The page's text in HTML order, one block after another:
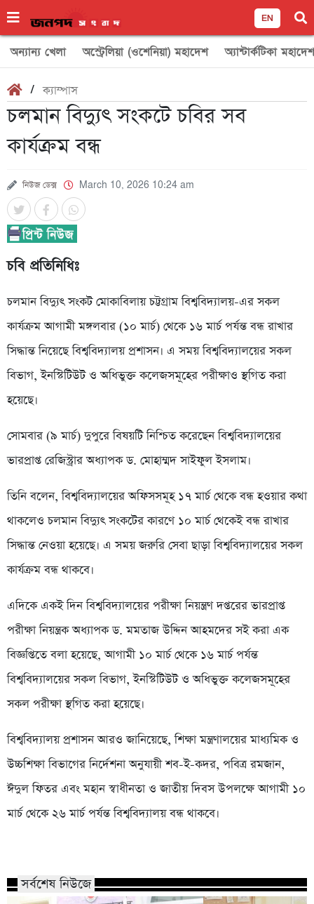
EN
অন্যান্য খেলা অস্ট্রেলিয়া (ওশেনিয়া) মহাদেশ অ্যান্টার্কটিকা মহাদেশ
/ক্যাম্পাস
চলমান বিদ্যুৎ সংকটে চবির সব
কার্যক্রম বন্ধ
নিউজ ডেক্স March 10, 2026 10:24 am
চবি প্রতিনিধিঃ
চলমান বিদ্যুৎ সংকট মোকাবিলায় চট্টগ্রাম বিশ্ববিদ্যালয়-এর সকল
কার্যক্রম আগামী মঙ্গলবার (১০ মার্চ) থেকে ১৬ মার্চ পর্যন্ত বন্ধ রাখার
সিদ্ধান্ত নিয়েছে বিশ্ববিদ্যালয় প্রশাসন। এ সময় বিশ্ববিদ্যালয়ের সকল
বিভাগ, ইনস্টিটিউট ও অধিভুক্ত কলেজসমূহের পরীক্ষাও স্থগিত করা
হয়েছে।
সোমবার (৯ মার্চ) দুপুরে বিষয়টি নিশ্চিত করেছেন বিশ্ববিদ্যালয়ের
ভারপ্রাপ্ত রেজিস্ট্রার অধ্যাপক ড. মোহাম্মদ সাইফুল ইসলাম।
তিনি বলেন, বিশ্ববিদ্যালয়ের অফিসসমূহ ১৭ মার্চ থেকে বন্ধ হওয়ার কথা
থাকলেও চলমান বিদ্যুৎ সংকটের কারণে ১০ মার্চ থেকেই বন্ধ রাখার
সিদ্ধান্ত নেওয়া হয়েছে। এ সময় জরুরি সেবা ছাড়া বিশ্ববিদ্যালয়ের সকল
কার্যক্রম বন্ধ থাকবে।
এদিকে একই দিন বিশ্ববিদ্যালয়ের পরীক্ষা নিয়ন্ত্রণ দপ্তরের ভারপ্রাপ্ত
পরীক্ষা নিয়ন্ত্রক অধ্যাপক ড. মমতাজ উদ্দিন আহমদের সই করা এক
বিজ্ঞপ্তিতে বলা হয়েছে, আগামী ১০ মার্চ থেকে ১৬ মার্চ পর্যন্ত
বিশ্ববিদ্যালয়ের সকল বিভাগ, ইনস্টিটিউট ও অধিভুক্ত কলেজসমূহের
সকল পরীক্ষা স্থগিত করা হয়েছে।
বিশ্ববিদ্যালয় প্রশাসন আরও জানিয়েছে, শিক্ষা মন্ত্রণালয়ের মাধ্যমিক ও
উচ্চশিক্ষা বিভাগের নির্দেশনা অনুযায়ী শব-ই-কদর, পবিত্র রমজান,
ঈদুল ফিতর এবং মহান স্বাধীনতা ও জাতীয় দিবস উপলক্ষে আগামী ১০
মার্চ থেকে ২৬ মার্চ পর্যন্ত বিশ্ববিদ্যালয় বন্ধ থাকবে।
সর্বশেষ নিউজে